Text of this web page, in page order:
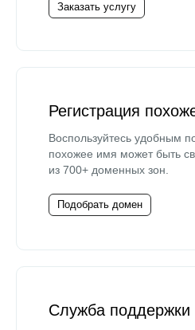
Заказать услугу
Регистрация
Воспользуйтесь удобным
похожее имя может быть
из 700+ доменных зон.
Подобрать домен
Служба поддержки